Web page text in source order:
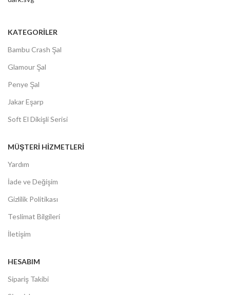
KATEGORİLER
Bambu Crash Şal
Glamour Şal
Penye Şal
Jakar Eşarp
Soft El Dikişli Serisi
MÜŞTERİ HİZMETLERİ
Yardım
İade ve Değişim
Gizlilik Politikası
Teslimat Bilgileri
İletişim
HESABIM
Sipariş Takibi